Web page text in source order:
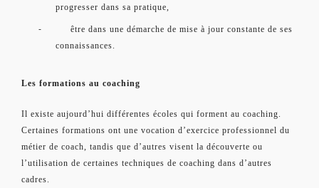
progresser dans sa pratique,
-
être dans une démarche de mise à jour constante de ses
connaissances.
Les formations au coaching
Il existe aujourd’hui différentes écoles qui forment au coaching.
Certaines formations ont une vocation d’exercice professionnel du
métier de coach, tandis que d’autres visent la découverte ou
l’utilisation de certaines techniques de coaching dans d’autres
cadres.